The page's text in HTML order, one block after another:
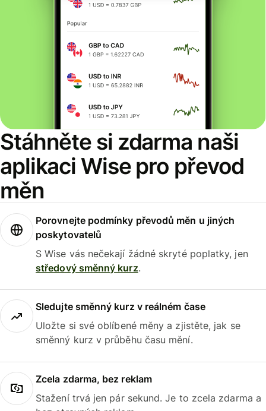
Stáhněte si zdarma naši
aplikaci Wise pro převod
měn
Porovnejte podmínky převodů měn u jiných
poskytovatelů
S Wise vás nečekají žádné skryté poplatky, jen
středový směnný kurz.
Sledujte směnný kurz v reálném čase
Uložte si své oblíbené měny a zjistěte, jak se
směnný kurz v průběhu času mění.
Zcela zdarma, bez reklam
Stažení trvá jen pár sekund. Je to zcela zdarma a